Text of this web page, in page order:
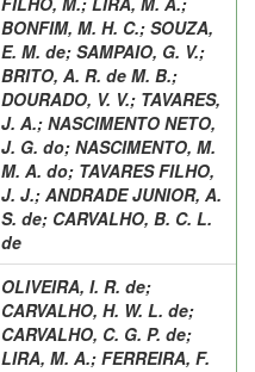
BONFIM, M. H. C.; SOUZA,
E. M. de; SAMPAIO, G. V.;
BRITO, A. R. de M. B.;
DOURADO, V. V.; TAVARES,
J. A.; NASCIMENTO NETO,
J. G. do; NASCIMENTO, M.
M. A. do; TAVARES FILHO,
J. J.; ANDRADE JUNIOR, A.
S. de; CARVALHO, B. C. L.
de
OLIVEIRA, I. R. de;
CARVALHO, H. W. L. de;
CARVALHO, C. G. P. de;
LIRA, M. A.; FERREIRA, F.